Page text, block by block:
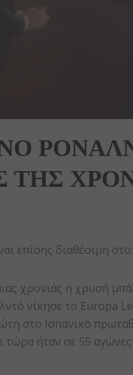
ΤΗΣ
επίσης διαθέσιμη
χρονιάς η χρυσή
νίκησε το Europa
στο Ισπανικό
τώρα ήταν σε 55 αγώνες